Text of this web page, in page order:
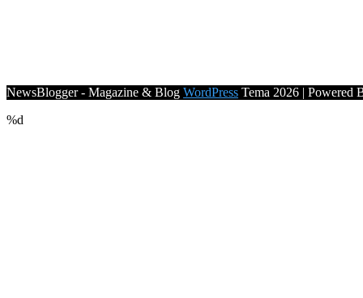
NewsBlogger - Magazine & Blog WordPress Tema 2026 | Powered
%d